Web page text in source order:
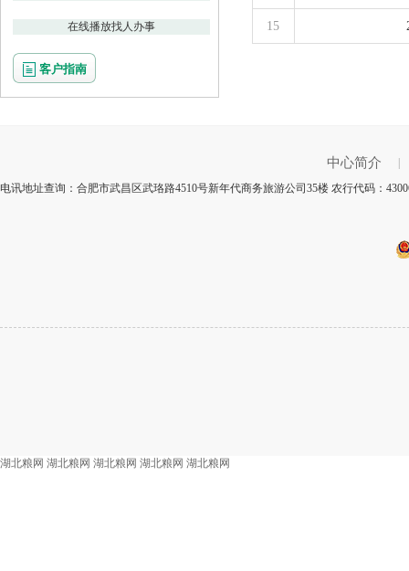
在线播放找人办事
客户指南
15
中心简介
电讯地址查询：合肥市武昌区武珞路4510号新年代商务旅游公司35楼 农行代码：
湖北粮网 湖北粮网 湖北粮网 湖北粮网 湖北粮网